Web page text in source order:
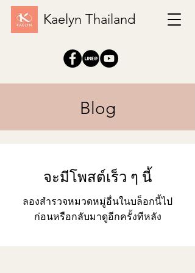
Kaelyn Thailand
Blog
จะมีโพสต์เร็ว ๆ นี้
ลองสำรวจหมวดหมู่อื่นในบล็อกนี้ไป
ก่อนหรือกลับมาดูอีกครั้งทีหลัง